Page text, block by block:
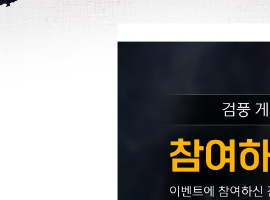
검풍
참여
이벤트에 참여하신